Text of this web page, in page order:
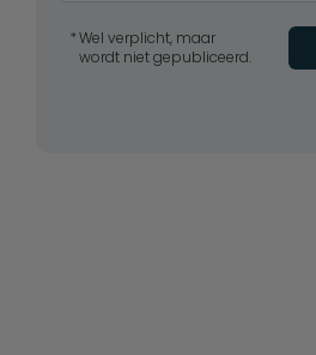
Wel verplicht, maar
wordt niet gepubliceerd.